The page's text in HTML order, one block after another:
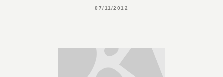
07/11/2012